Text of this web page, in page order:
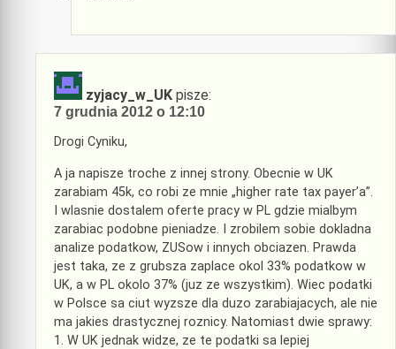
zyjacy_w_UK pisze:
7 grudnia 2012 o 12:10
Drogi Cyniku,
A ja napisze troche z innej strony. Obecnie w UK
zarabiam 45k, co robi ze mnie „higher rate tax payer’a”.
I wlasnie dostalem oferte pracy w PL gdzie mialbym
zarabiac podobne pieniadze. I zrobilem sobie dokladna
analize podatkow, ZUSow i innych obciazen. Prawda
jest taka, ze z grubsza zaplace okol 33% podatkow w
UK, a w PL okolo 37% (juz ze wszystkim). Wiec podatki
w Polsce sa ciut wyzsze dla duzo zarabiajacych, ale nie
ma jakies drastycznej roznicy. Natomiast dwie sprawy:
1. W UK jednak widze, ze te podatki sa lepiej